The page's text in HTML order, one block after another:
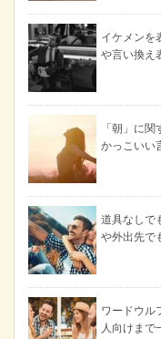
イケメンを
や言い換え
「朝」に
かっこいい
道具なしで
や外出先で
ワードウル
人向けまで